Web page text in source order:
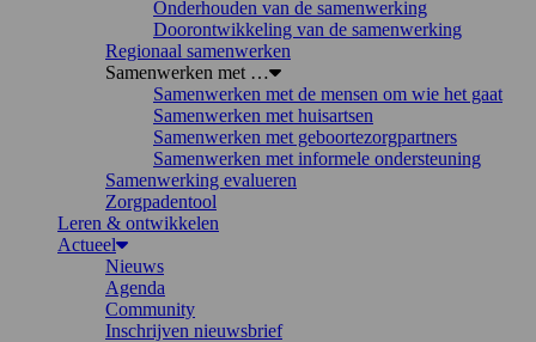
Onderhouden van de samenwerking
Doorontwikkeling van de samenwerking
Regionaal samenwerken
Samenwerken met …
Samenwerken met de mensen om wie het gaat
Samenwerken met huisartsen
Samenwerken met geboortezorgpartners
Samenwerken met informele ondersteuning
Samenwerking evalueren
Zorgpadentool
Leren & ontwikkelen
Actueel
Nieuws
Agenda
Community
Inschrijven nieuwsbrief